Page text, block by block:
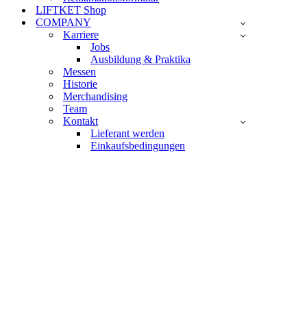
LIFTKET Shop
COMPANY
Karriere
Jobs
Ausbildung & Praktika
Messen
Historie
Merchandising
Team
Kontakt
Lieferant werden
Einkaufsbedingungen